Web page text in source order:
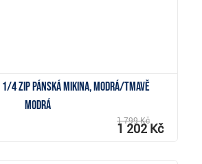
1/4 Zip pánská mikina, modrá/tmavě
modrá
1 799 Kč
1 202 Kč